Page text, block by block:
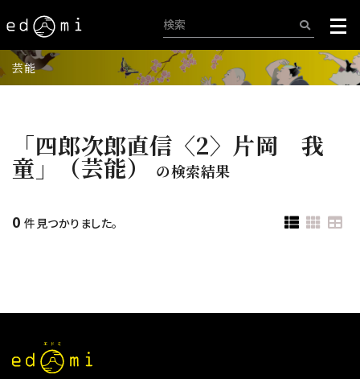
芸能
「四郎次郎直信〈2〉片岡 我
童」（芸能） の検索結果
0 件見つかりました。